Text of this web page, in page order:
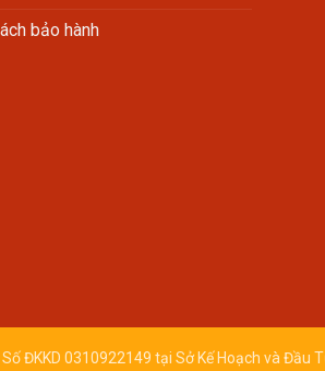
bảo hành
ĐKKD 0310922149 tại Sở Kế Hoạch và Đầu